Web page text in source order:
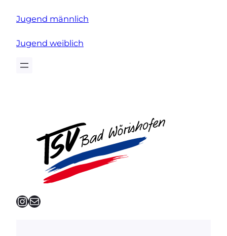
Jugend männlich
Jugend weiblich
InstagramE-Mail